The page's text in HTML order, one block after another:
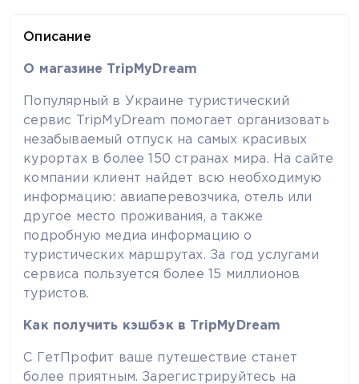
Описание
О магазине TripMyDream
Популярный в Украине туристический
сервис TripMyDream помогает организовать
незабываемый отпуск на самых красивых
курортах в более 150 странах мира. На сайте
компании клиент найдет всю необходимую
информацию: авиаперевозчика, отель или
другое место проживания, а также
подробную медиа информацию о
туристических маршрутах. За год услугами
сервиса пользуется более 15 миллионов
туристов.
Как получить кэшбэк в TripMyDream
С ГетПрофит ваше путешествие станет
более приятным. Зарегистрируйтесь на